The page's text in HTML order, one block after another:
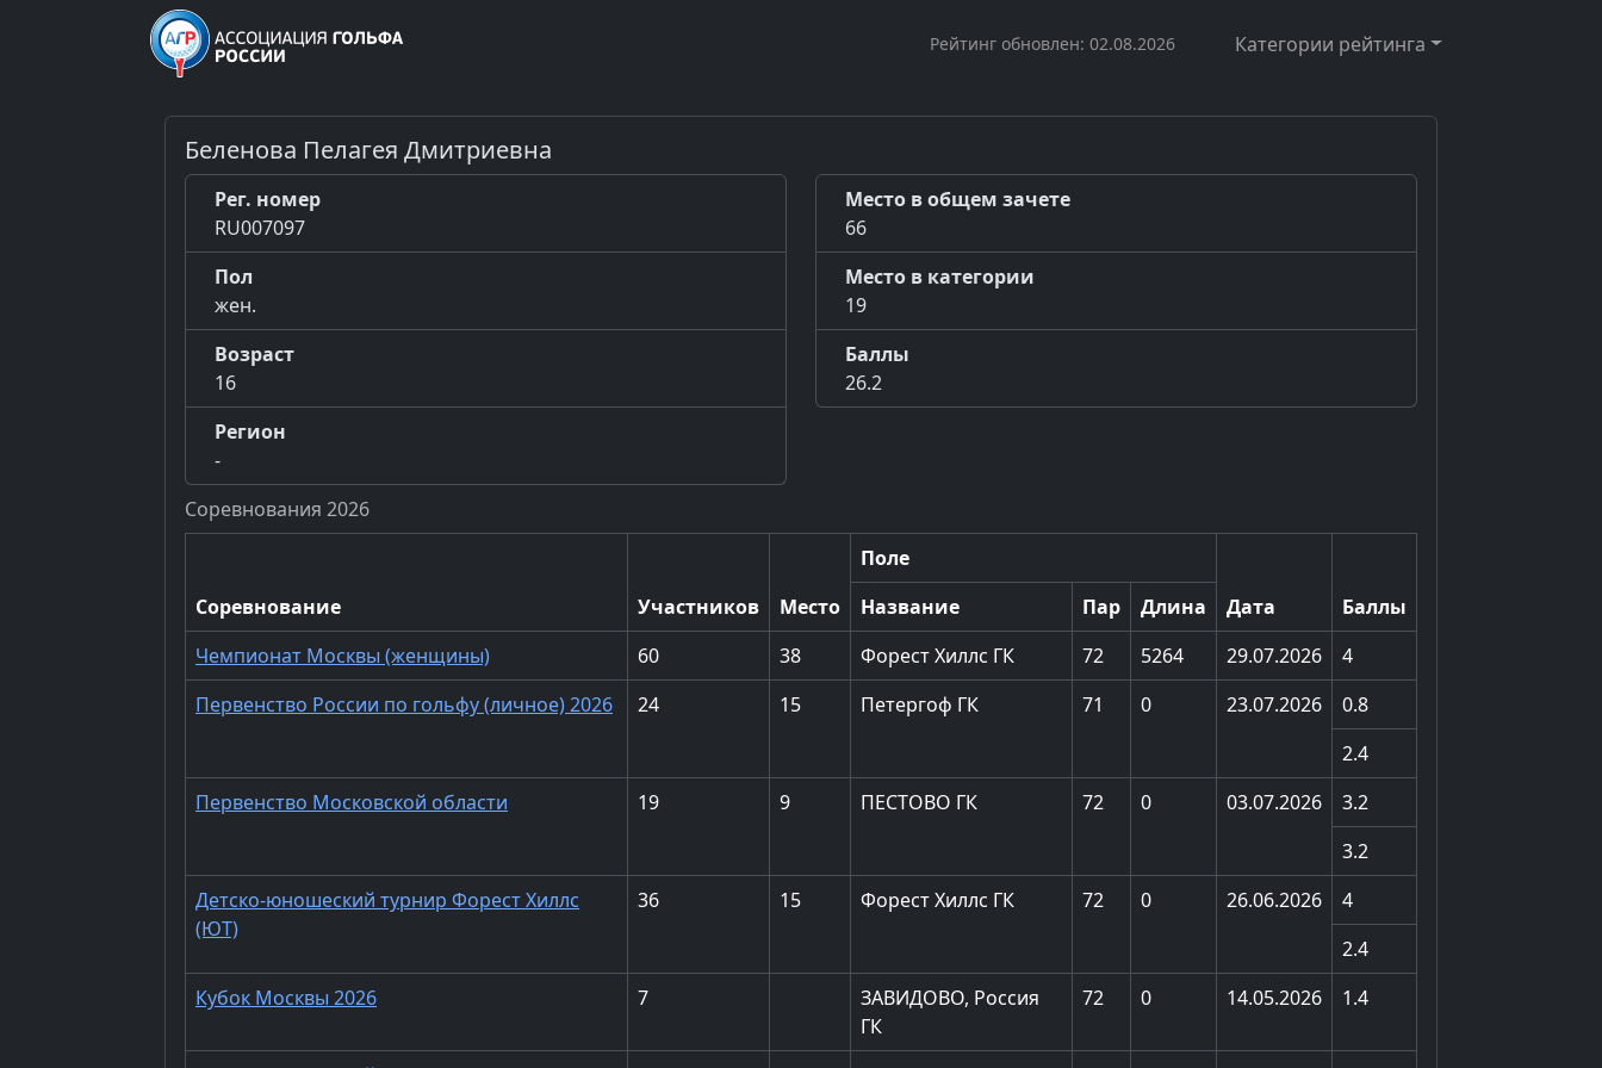
Рейтинг обновлен: 02.08.2026 Категории рейтинга
Беленова Пелагея Дмитриевна
Рег. номер
RU007097
Пол
жен.
Возраст
16
Регион
-
Место в общем зачете
66
Место в категории
19
Баллы
26.2
Соревнования 2026
Соревнование Участников Место
Поле
Дата
Баллы
Название Пар
Длина
Чемпионат Москвы (женщины)
60 38 Форест Хиллс ГК 72 5264 29.07.2026
4
Первенство России по гольфу (личное) 2026
24 15 Петергоф ГК 71 0 23.07.2026
0.8
2.4
Первенство Московской области
19 9 ПЕСТОВО ГК 72 0 03.07.2026
3.2
3.2
Детско-юношеский турнир Форест Хиллс
(ЮТ)
36 15 Форест Хиллс ГК 72 0 26.06.2026
4
2.4
Кубок Москвы 2026
7
ЗАВИДОВО, Россия
ГК
72 0 14.05.2026 1.4